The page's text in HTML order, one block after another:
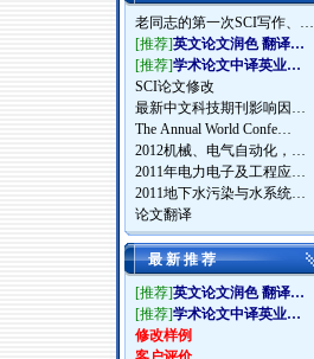
老同志的第一次SCI写作、…
[推荐]英文论文润色 翻译…
[推荐]学术论文中译英业…
SCI论文修改
最新中文科技期刊影响因…
The Annual World Confe…
2012机械、电气自动化，…
2011年电力电子及工程应…
2011地下水污染与水系统…
论文翻译
最 新 推 荐
[推荐]英文论文润色 翻译…
[推荐]学术论文中译英业…
修改样例